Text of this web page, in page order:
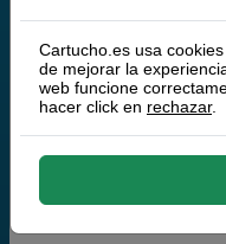
HP 29 Cartucho de
negro
650 páginas
Cartucho.es usa
de mejorar la
web funcione
hacer click en rechazar.